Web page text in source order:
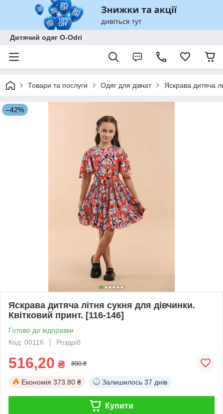
Дитячий одяг O-Odri
Товари та послуги Одяг для дівчат Яскрава дитяча
–42%
Яскрава дитяча літня сукня для дівчинки.
Квітковий принт. [116-146]
Готово до відправки
Код: 00116
Роздріб
516,20 ₴ 890 ₴
Економія 373.80 ₴ Залишилось 37 днів
Купити